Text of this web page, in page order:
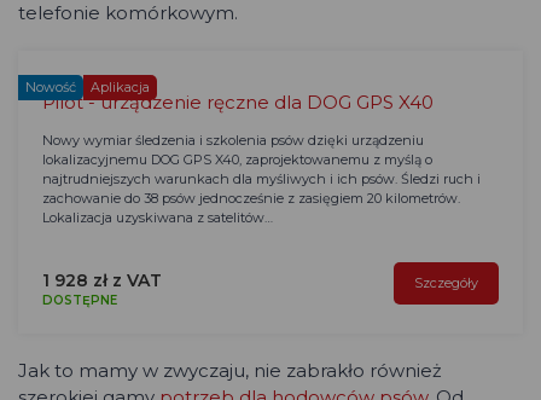
telefonie komórkowym.
Nowość Aplikacja
Pilot - urządzenie ręczne dla DOG GPS X40
Nowy wymiar śledzenia i szkolenia psów dzięki urządzeniu
lokalizacyjnemu DOG GPS X40, zaprojektowanemu z myślą o
najtrudniejszych warunkach dla myśliwych i ich psów. Śledzi ruch i
zachowanie do 38 psów jednocześnie z zasięgiem 20 kilometrów.
Lokalizacja uzyskiwana z satelitów…
1 928 zł z VAT
DOSTĘPNE
Szczegóły
Jak to mamy w zwyczaju, nie zabrakło również